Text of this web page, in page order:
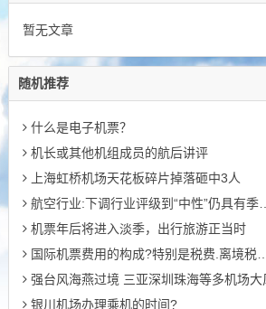
暂无文章
随机推荐
什么是电子机票？
机长或其他机组成员的航后讲评
上海虹桥机场天花板碎片掉落砸中3人
航空行业:下调行业评级到“中性”仍具有季节投机性机会
机票年后将进入淡季，出行旅游正当时
国际机票费用的构成?特别是税费.离境税是否包含其中??
强台风海燕过境 三亚深圳珠海等多机场大
银川机场办理乘机的时间?